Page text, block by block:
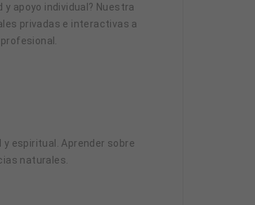
apoyo individual? Nuestra
privadas e interactivas a
espiritual. Aprender sobre
naturales.